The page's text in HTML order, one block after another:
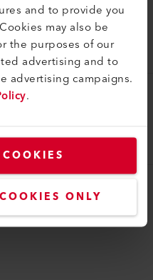
and to provide you
may also be
the purposes of our
advertising and to
advertising campaigns.
.
ONLY
ø 5 mm, 150 mm